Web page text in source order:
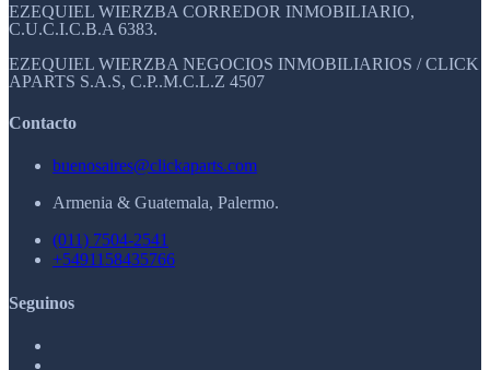
EZEQUIEL WIERZBA CORREDOR INMOBILIARIO,
C.U.C.I.C.B.A 6383.
EZEQUIEL WIERZBA NEGOCIOS INMOBILIARIOS / CLICK
APARTS S.A.S, C.P..M.C.L.Z 4507
Contacto
buenosaires@clickaparts.com
Armenia & Guatemala, Palermo.
(011) 7504-2541
+5491158435766
Seguinos